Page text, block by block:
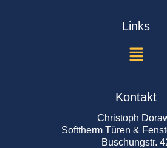
Links
Kontakt
Christoph
Softtherm Türen &
Buschungstr.